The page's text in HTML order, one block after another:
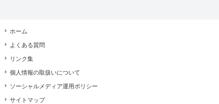
ホーム
よくある質問
リンク集
個人情報の取扱いについて
ソーシャルメディア運用ポリシー
サイトマップ